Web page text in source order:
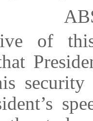
of
security